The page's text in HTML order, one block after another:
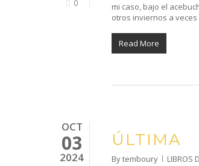
0
mi caso, bajo el
otros inviernos a
Read More
OCT
03
2024
ÚLTIMA
Bytemboury LIBROS